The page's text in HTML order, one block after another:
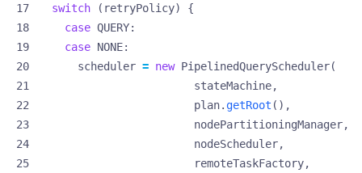
switch
( retryPolicy)
{
case QUERY:
case NONE:
scheduler = new PipelinedQueryScheduler(
stateMachine,
plan. getRoot (),
nodePartitioningManager,
nodeScheduler,
remoteTaskFactory,